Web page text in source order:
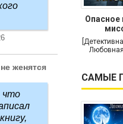
Опасное
САМЫЕ
женятся
что